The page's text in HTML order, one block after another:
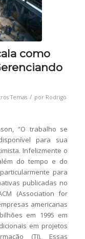
como
Temas / por Rodrigo
“O trabalho se
para sua
Infelizmente o
do tempo e do
para
publicadas no
(Association for
americanas
em 1995 em
em projetos
(TI). Essas